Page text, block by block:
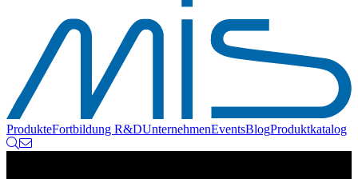
ProdukteFortbildung R&DUnternehmenEventsBlogProduktkatalog